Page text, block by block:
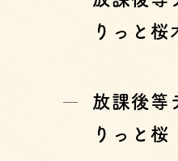
りっと桜
放課後等
りっと桜